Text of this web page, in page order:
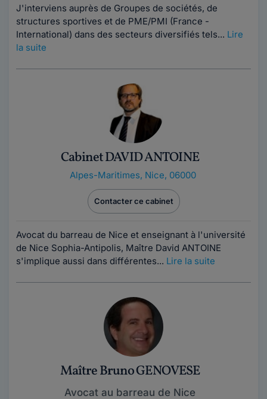
J'interviens auprès de Groupes de sociétés, de
structures sportives et de PME/PMI (France -
International) dans des secteurs diversifiés tels... Lire
la suite
Cabinet DAVID ANTOINE
Alpes-Maritimes, Nice, 06000
Contacter ce cabinet
Avocat du barreau de Nice et enseignant à l'université
de Nice Sophia-Antipolis, Maître David ANTOINE
s'implique aussi dans différentes... Lire la suite
Maître Bruno GENOVESE
Avocat au barreau de Nice